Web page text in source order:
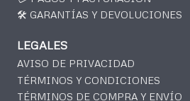
🛠️ GARANTÍAS Y DEVOLUCIONES
LEGALES
AVISO DE PRIVACIDAD
TÉRMINOS Y CONDICIONES
TÉRMINOS DE COMPRA Y ENVÍO